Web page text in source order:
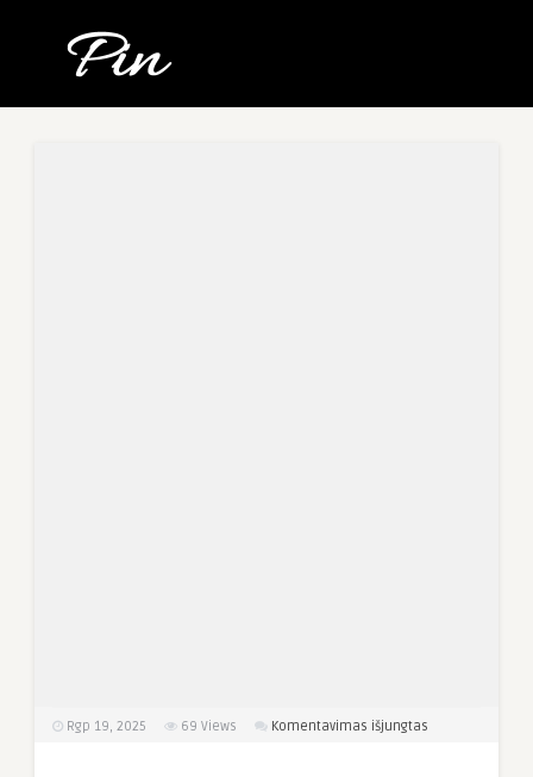
Rgp 19, 2025 69 Views Komentavimas išjungtas